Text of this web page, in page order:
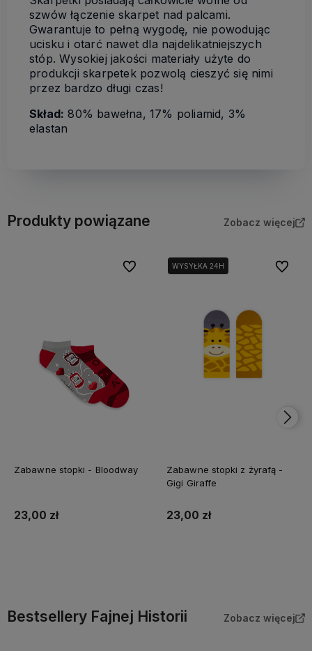
szwów łączenie skarpet nad palcami.
Gwarantuje to pełną wygodę, nie powodując
ucisku i otarć nawet dla najdelikatniejszych
stóp. Wysokiej jakości materiały użyte do
produkcji skarpetek pozwolą cieszyć się nimi
przez bardzo długi czas!
Skład: 80% bawełna, 17% poliamid, 3%
elastan
Produkty powiązane Zobacz więcej
Zabawne stopki - Bloodway
23,00 zł
Do ulubionychWYSYŁKA 24H
Zabawne stopki z żyrafą -
Gigi Giraffe
23,00 zł
Do
Bestsellery Fajnej Historii Zobacz więcej